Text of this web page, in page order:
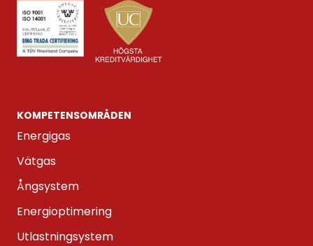
KOMPETENS­OMRÅDEN
Energigas
Vätgas
Ångsystem
Energioptimering
Utlastningsystem